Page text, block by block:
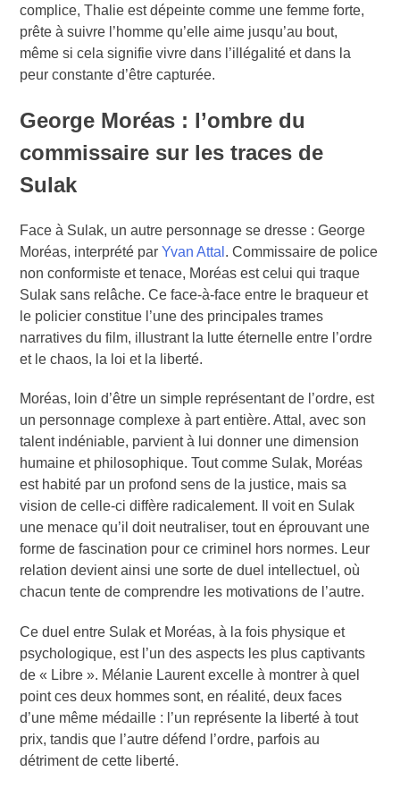
complice, Thalie est dépeinte comme une femme forte,
prête à suivre l’homme qu’elle aime jusqu’au bout,
même si cela signifie vivre dans l’illégalité et dans la
peur constante d’être capturée.
George Moréas : l’ombre du
commissaire sur les traces de
Sulak
Face à Sulak, un autre personnage se dresse : George
Moréas, interprété parYvan Attal . Commissaire de police
non conformiste et tenace, Moréas est celui qui traque
Sulak sans relâche. Ce face-à-face entre le braqueur et
le policier constitue l’une des principales trames
narratives du film, illustrant la lutte éternelle entre l’ordre
et le chaos, la loi et la liberté.
Moréas, loin d’être un simple représentant de l’ordre, est
un personnage complexe à part entière. Attal, avec son
talent indéniable, parvient à lui donner une dimension
humaine et philosophique. Tout comme Sulak, Moréas
est habité par un profond sens de la justice, mais sa
vision de celle-ci diffère radicalement. Il voit en Sulak
une menace qu’il doit neutraliser, tout en éprouvant une
forme de fascination pour ce criminel hors normes. Leur
relation devient ainsi une sorte de duel intellectuel, où
chacun tente de comprendre les motivations de l’autre.
Ce duel entre Sulak et Moréas, à la fois physique et
psychologique, est l’un des aspects les plus captivants
de « Libre ». Mélanie Laurent excelle à montrer à quel
point ces deux hommes sont, en réalité, deux faces
d’une même médaille : l’un représente la liberté à tout
prix, tandis que l’autre défend l’ordre, parfois au
détriment de cette liberté.